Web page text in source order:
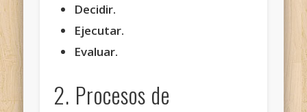
Decidir.
Ejecutar.
Evaluar.
2. Procesos de